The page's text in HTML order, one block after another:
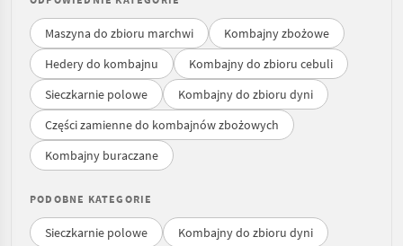
Maszyna do zbioru marchwi
Kombajny zbożowe
Hedery do kombajnu
Kombajny do zbioru cebuli
Sieczkarnie polowe
Kombajny do zbioru dyni
Części zamienne do kombajnów zbożowych
Kombajny buraczane
PODOBNE KATEGORIE
Sieczkarnie polowe
Kombajny do zbioru dyni